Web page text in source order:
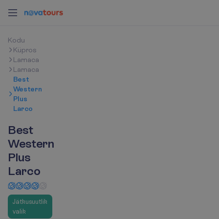
Kodu
Küpros
Larnaca
Larnaca
Best
Western
Plus
Larco
Best
Western
Plus
Larco
Jätkusuutlik
valik